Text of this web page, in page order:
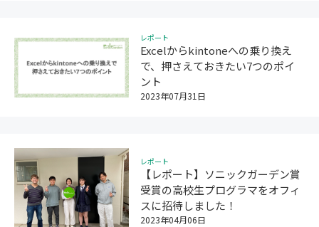
レポート
Excelからkintoneへの乗り換え
で、押さえておきたい7つのポイ
ント
2023年07月31日
レポート
【レポート】ソニックガーデン賞
受賞の高校生プログラマをオフィ
スに招待しました！
2023年04月06日